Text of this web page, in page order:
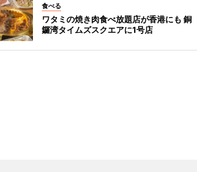
食べる
ワタミの焼き肉食べ放題店が香港にも 銅
鑼湾タイムズスクエアに1号店